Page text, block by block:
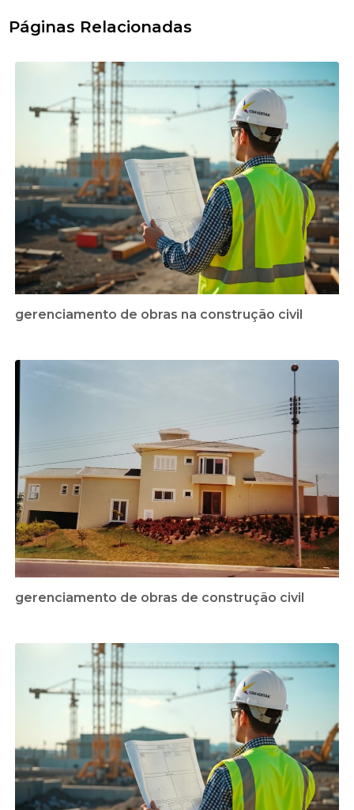
Páginas Relacionadas
gerenciamento de obras na construção civil
gerenciamento de obras de construção civil